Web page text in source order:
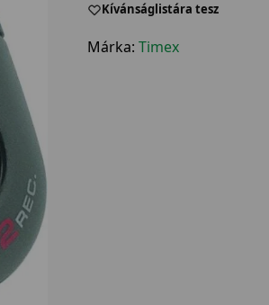
Kívánságlistára tesz
Márka: Timex